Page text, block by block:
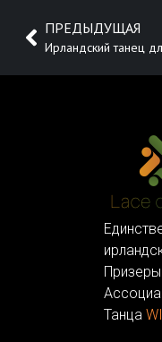
ПРЕДЫДУЩАЯ
Ирландский танец
Танца